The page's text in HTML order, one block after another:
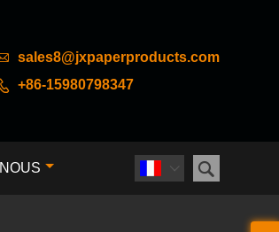
sales8@jxpaperproducts.com
+86-15980798347
 